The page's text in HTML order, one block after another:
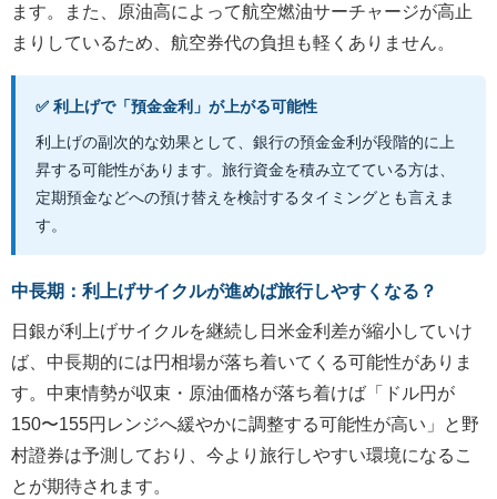
ます。また、原油高によって航空燃油サーチャージが高止
まりしているため、航空券代の負担も軽くありません。
✅ 利上げで「預金金利」が上がる可能性
利上げの副次的な効果として、銀行の預金金利が段階的に上
昇する可能性があります。旅行資金を積み立てている方は、
定期預金などへの預け替えを検討するタイミングとも言えま
す。
中長期：利上げサイクルが進めば旅行しやすくなる？
日銀が利上げサイクルを継続し日米金利差が縮小していけ
ば、中長期的には円相場が落ち着いてくる可能性がありま
す。中東情勢が収束・原油価格が落ち着けば「ドル円が
150〜155円レンジへ緩やかに調整する可能性が高い」と野
村證券は予測しており、今より旅行しやすい環境になるこ
とが期待されます。